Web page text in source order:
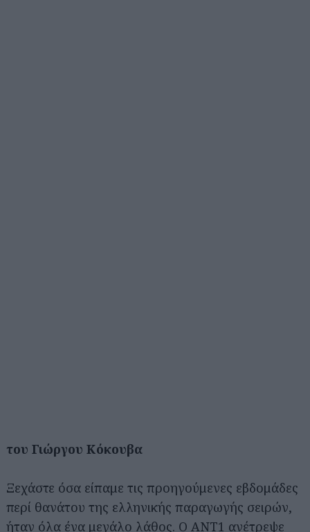
του Γιώργου Κόκουβα
Ξεχάστε όσα είπαμε τις προηγούμενες εβδομάδες
περί θανάτου της ελληνικής παραγωγής σειρών,
ήταν όλα ένα μεγάλο λάθος. Ο AΝΤ1 ανέτρεψε